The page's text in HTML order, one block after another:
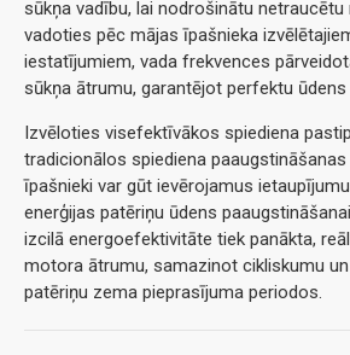
sūkņa vadību, lai nodrošinātu netraucētu
vadoties pēc mājas īpašnieka
iestatījumiem, vada frekvences
sūkņa ātrumu, garantējot perfektu ūdens
Izvēloties visefektīvākos spiediena
tradicionālos spiediena
īpašnieki var gūt ievērojamus
enerģijas patēriņu ūdens
izcilā energoefektivitāte tiek panākta,
motora ātrumu, samazinot cikliskumu
patēriņu zema pieprasījuma periodos.